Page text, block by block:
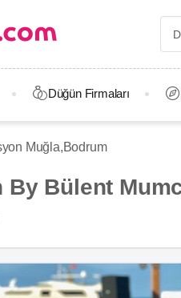
Düğün Firmaları
Muğla,Bodrum
By Bülent